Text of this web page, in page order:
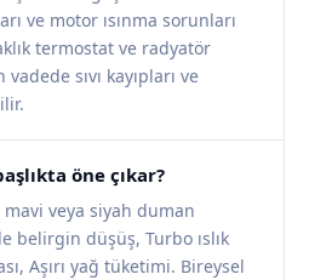
ve motor ısınma sorunları
termostat ve radyatör
sıvı kayıpları ve
öne çıkar?
mavi veya siyah duman
belirgin düşüş, Turbo ıslık
Aşırı yağ tüketimi. Bireysel